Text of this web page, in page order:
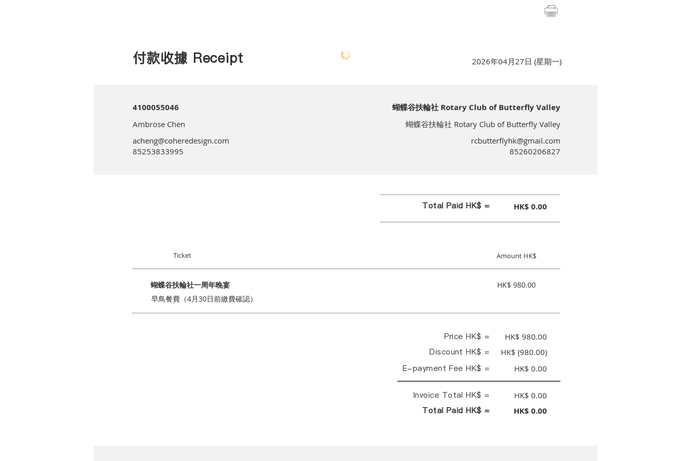
付款收據 Receipt 2026年04月27日 (星期一)
4100055046
Ambrose Chen
acheng@coheredesign.com
85253833995
蝴蝶谷扶輪社 Rotary Club of Butterfly Valley
蝴蝶谷扶輪社 Rotary Club of Butterfly Valley
rcbutterflyhk@gmail.com
85260206827
Total Paid HK$ = HK$ 0.00
Ticket Amount HK$
蝴蝶谷扶輪社一周年晚宴
HK$ 980.00
早鳥餐費（4月30日前繳費確認）
Price HK$ = HK$ 980.00
Discount HK$ = HK$ (980.00)
E-payment Fee HK$ = HK$ 0.00
Invoice Total HK$ = HK$ 0.00
Total Paid HK$ = HK$ 0.00